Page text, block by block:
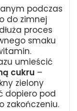
podczas
do zimnej
proces
smaku
umieścić
cukru –
zielony
dopiero pod
zakończeniu.